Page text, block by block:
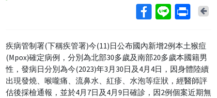
疾病管制署(下稱疾管署)今(11)日公布國內新增2例本土猴痘
(Mpox)確定病例，分別為北部30多歲及南部20多歲本國籍男
性，發病日分別為今(2023)年3月30日及4月4日，因身體陸續
出現發燒、喉嚨痛、流鼻水、紅疹、水泡等症狀，經醫師評
估後採檢通報，並於4月7日及4月9日確診，因2例個案近期無